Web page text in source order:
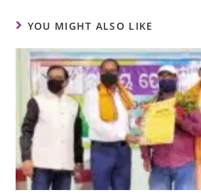
YOU MIGHT ALSO LIKE